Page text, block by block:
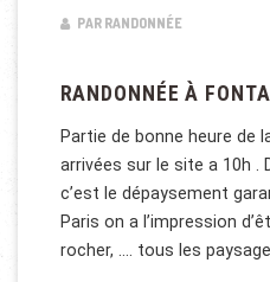
PAR RANDONNÉE
RANDONNÉE À
Partie de bonne heure de
arrivées sur le site a 10h .
c’est le dépaysement
Paris on a l’impression
rocher, …. tous les